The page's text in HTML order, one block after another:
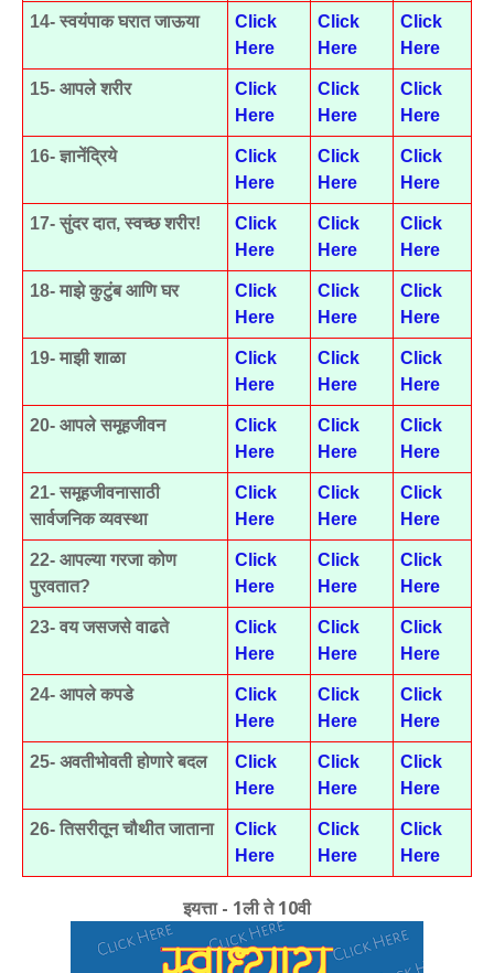
14- स्वयंपाक घरात जाऊया
Click
Here
Click
Here
Click
Here
15- आपले शरीर
Click
Here
Click
Here
Click
Here
16- ज्ञानेंद्रिये
Click
Here
Click
Here
Click
Here
17- सुंदर दात, स्वच्छ शरीर!
Click
Here
Click
Here
Click
Here
18- माझे कुटुंब आणि घर
Click
Here
Click
Here
Click
Here
19- माझी शाळा
Click
Here
Click
Here
Click
Here
20- आपले समूहजीवन
Click
Here
Click
Here
Click
Here
21- समूहजीवनासाठी
सार्वजनिक व्यवस्था
Click
Here
Click
Here
Click
Here
22- आपल्या गरजा कोण
पुरवतात?
Click
Here
Click
Here
Click
Here
23- वय जसजसे वाढते
Click
Here
Click
Here
Click
Here
24- आपले कपडे
Click
Here
Click
Here
Click
Here
25- अवतीभोवती होणारे बदल
Click
Here
Click
Here
Click
Here
26- तिसरीतून चौथीत जाताना
Click
Here
Click
Here
Click
Here
इयत्ता - 1ली ते 10वी